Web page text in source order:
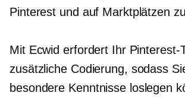
Pinterest und auf Marktplätzen
Mit Ecwid erfordert Ihr Pinterest-
zusätzliche Codierung, sodass
besondere Kenntnisse loslegen